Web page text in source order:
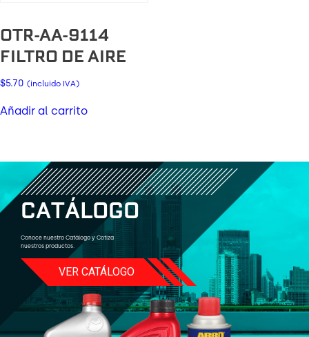
OTR-AA-9114
FILTRO DE AIRE
$5.70 (incluido IVA)
Añadir al carrito
CATÁLOGO
Conoce nuestro Catálogo y Cotiza
nuestros productos.
VER CATÁLOGO